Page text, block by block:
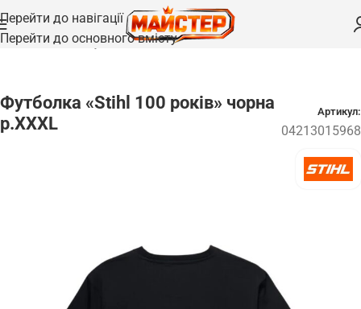
Перейти до навігації
Перейти до основного вмісту
Головна /Одяг та взуття
Футболка «Stihl 100 років» чорна
р.ХХХL
Артикул:
04213015968